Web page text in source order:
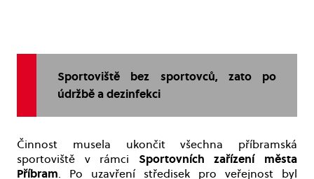
Sportoviště bez sportovců, zato po
údržbě a dezinfekci
Činnost musela ukončit všechna příbramská
sportoviště v rámci Sportovních zařízení města
Příbram. Po uzavření středisek pro veřejnost byl